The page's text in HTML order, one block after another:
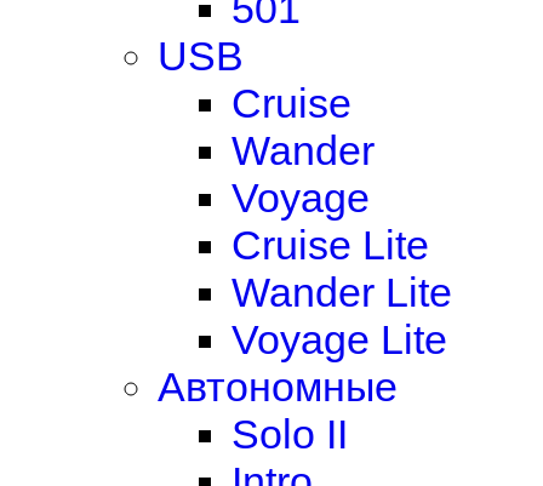
USB
Cruise
Wander
Voyage
Cruise Lite
Wander Lite
Voyage Lite
Автономные
Solo II